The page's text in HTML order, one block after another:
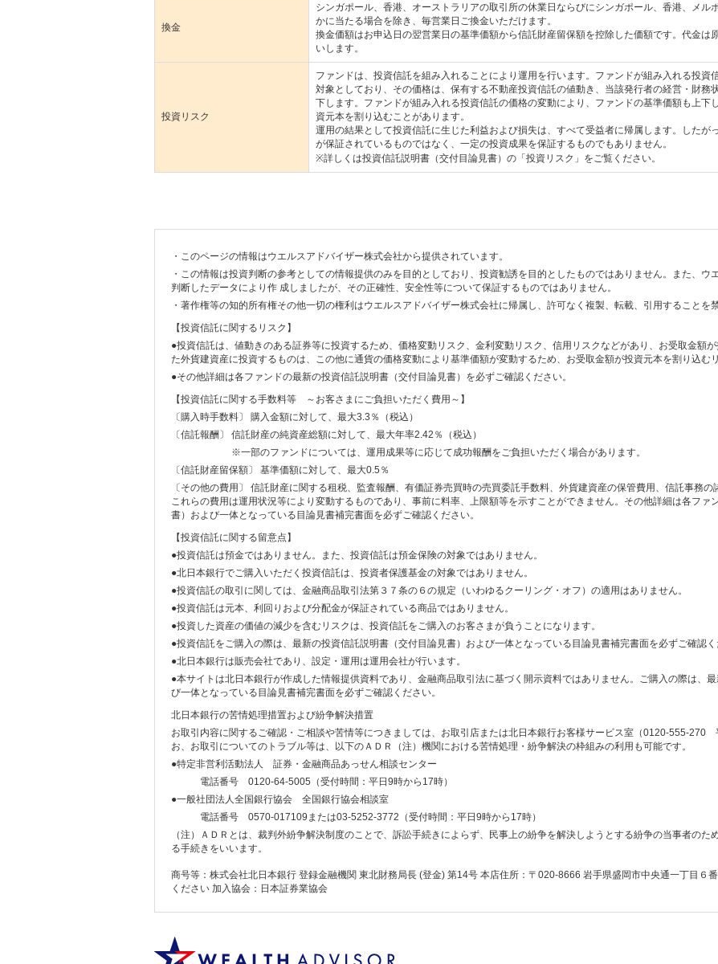
換金
シンガポール、香港、オーストラリアの取引所の休業日ならびにシンガポール、香港、メル
かに当たる場合を除き、毎営業日ご換金いただけます。
換金価額はお申込日の翌営業日の基準価額から信託財産留保額を控除した価額です。代金は
いします。
投資リスク
ファンドは、投資信託を組み入れることにより運用を行います。ファンドが組み入れる投資
対象としており、その価格は、保有する不動産投資信託の値動き、当該発行者の経営・財務
下します。ファンドが組み入れる投資信託の価格の変動により、ファンドの基準価額も上下
資元本を割り込むことがあります。
運用の結果として投資信託に生じた利益および損失は、すべて受益者に帰属します。したが
が保証されているものではなく、一定の投資成果を保証するものでもありません。
※詳しくは投資信託説明書（交付目論見書）の「投資リスク」をご覧ください。
・このページの情報はウエルスアドバイザー株式会社から提供されています。
・この情報は投資判断の参考としての情報提供のみを目的としており、投資勧誘を目的としたものではありません。また、ウ
判断したデータにより作 成しましたが、その正確性、安全性等について保証するものではありません。
・著作権等の知的所有権その他一切の権利はウエルスアドバイザー株式会社に帰属し、許可なく複製、転載、引用することを禁
【投資信託に関するリスク】
●投資信託は、値動きのある証券等に投資するため、価格変動リスク、金利変動リスク、信用リスクなどがあり、お受取金額
た外貨建資産に投資するものは、この他に通貨の価格変動により基準価額が変動するため、お受取金額が投資元本を割り込む
●その他詳細は各ファンドの最新の投資信託説明書（交付目論見書）を必ずご確認ください。
【投資信託に関する手数料等 ～お客さまにご負担いただく費用～】
〔購入時手数料〕 購入金額に対して、最大3.3％（税込）
〔信託報酬〕 信託財産の純資産総額に対して、最大年率2.42％（税込）
※一部のファンドについては、運用成果等に応じて成功報酬をご負担いただく場合があります。
〔信託財産留保額〕 基準価額に対して、最大0.5％
〔その他の費用〕 信託財産に関する租税、監査報酬、有価証券売買時の売買委託手数料、外貨建資産の保管費用、信託事務の
これらの費用は運用状況等により変動するものであり、事前に料率、上限額等を示すことができません。その他詳細は各ファ
書）および一体となっている目論見書補完書面を必ずご確認ください。
【投資信託に関する留意点】
●投資信託は預金ではありません。また、投資信託は預金保険の対象ではありません。
●北日本銀行でご購入いただく投資信託は、投資者保護基金の対象ではありません。
●投資信託の取引に関しては、金融商品取引法第３７条の６の規定（いわゆるクーリング・オフ）の適用はありません。
●投資信託は元本、利回りおよび分配金が保証されている商品ではありません。
●投資した資産の価値の減少を含むリスクは、投資信託をご購入のお客さまが負うことになります。
●投資信託をご購入の際は、最新の投資信託説明書（交付目論見書）および一体となっている目論見書補完書面を必ずご確認く
●北日本銀行は販売会社であり、設定・運用は運用会社が行います。
●本サイトは北日本銀行が作成した情報提供資料であり、金融商品取引法に基づく開示資料ではありません。ご購入の際は、
び一体となっている目論見書補完書面を必ずご確認ください。
北日本銀行の苦情処理措置および紛争解決措置
お取引内容に関するご確認・ご相談や苦情等につきましては、お取引店または北日本銀行お客様サービス室（0120-555-270
お、お取引についてのトラブル等は、以下のＡＤＲ（注）機関における苦情処理・紛争解決の枠組みの利用も可能です。
●特定非営利活動法人 証券・金融商品あっせん相談センター
電話番号 0120-64-5005（受付時間：平日9時から17時）
●一般社団法人全国銀行協会 全国銀行協会相談室
電話番号 0570-017109または03-5252-3772（受付時間：平日9時から17時）
（注）ＡＤＲとは、裁判外紛争解決制度のことで、訴訟手続きによらず、民事上の紛争を解決しようとする紛争の当事者のた
る手続きをいいます。
商号等：株式会社北日本銀行 登録金融機関 東北財務局長 (登金) 第14号 本店住所：〒020-8666 岩手県盛岡市中央通一丁目６
ください 加入協会：日本証券業協会